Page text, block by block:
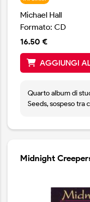
Michael Hall
Formato: CD
16.50 €
AGGIUNGI
Quarto album di
Seeds, sospeso tra
Midnight